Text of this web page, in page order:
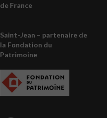
de France
Saint-Jean – partenaire de
la Fondation du
Patrimoine